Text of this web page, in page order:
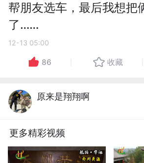
帮朋友选车，最后我想把
了……
12-13 05:00
86 收藏
原来是翔翔啊
更多精彩视频